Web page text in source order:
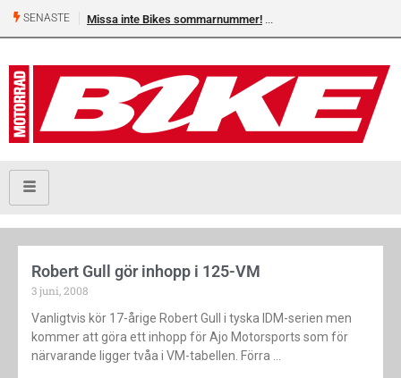
SENASTE Missa inte Bikes sommarnummer!
Robert Gull gör inhopp i 125-VM
3 juni, 2008
Vanligtvis kör 17-årige Robert Gull i tyska IDM-serien men
kommer att göra ett inhopp för Ajo Motorsports som för
närvarande ligger tvåa i VM-tabellen. Förra